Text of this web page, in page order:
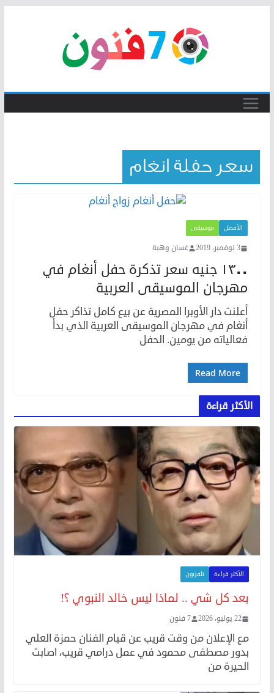
سعر حفلة انغام
الأفضل موسيقى
3 نوفمبر، 2019 غسان وهبة
١٣٠٠ جنيه سعر تذكرة حفل أنغام في
مهرجان الموسيقى العربية
أعلنت دار الأوبرا المصرية عن بيع كامل تذاكر حفل
أنغام في مهرجان الموسيقى العربية الذي بدأ
فعالياته من يومين. الحفل
Read More
الأكثر قراءة
الأكثر قراءة تلفزيون
بعد كل شي .. لماذا ليس خالد النبوي ؟!
22 يوليو، 2026 7 فنون
مع الإعلان من وقت قريب عن قيام الفنان حمزة العلي
بدور مصطفى محمود في عمل درامي قريب، اصابت
الحيرة من